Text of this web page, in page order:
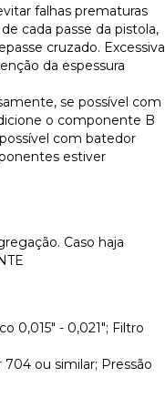
falhas prematuras
cada passe da pistola,
cruzado. Excessiva
da espessura
se possível com
o componente B
com batedor
estiver
Caso haja
0,015" - 0,021"; Filtro
704 ou similar; Pressão